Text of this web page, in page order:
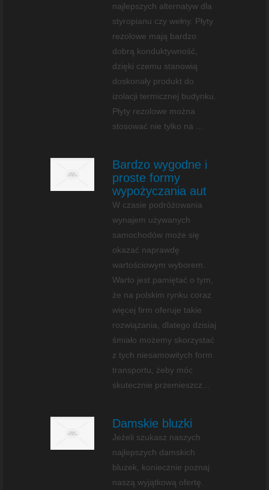
najlepszych alternatyw dla
styropianu czy wełny. Płyty
rezolowe mają bardzo
dobrą konduktywność,
dzięki czemu stanowią
doskonały produkt do
izolacji termicznej budynku.
Płyty rezolowe można
stosować nie tylko na ...
Bardzo wygodne i
proste formy
wypożyczania aut
W czasie podróżowania
wynajem używanych
samochodów może się
okazać naprawdę
wartościowym wyborem.
Warto jest pamiętać o tym,
że na polskim rynku coraz
więcej firm oferuje takie
rozwiązania, dlatego dzisiaj
śmiało możemy skorzystać
z tych niesamowitych form
transportu, żeby móc
skutecznie przemieszcz...
Damskie bluzki
Jeżeli szukasz naszych
najlepszych damskich
bluzek, koniecznie poznaj
naszą wyjątkową ofertę.